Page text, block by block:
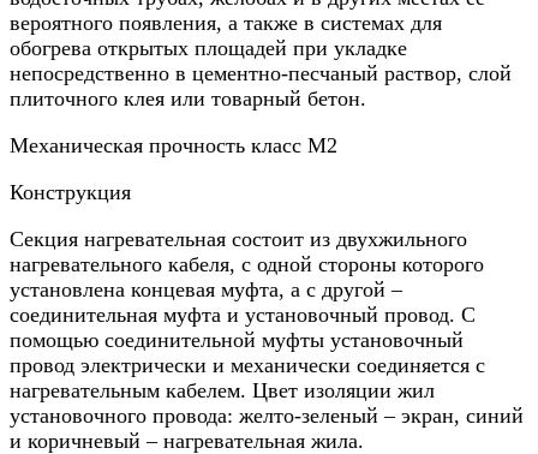
вероятного появления, а также в системах для
обогрева открытых площадей при укладке
непосредственно в цементно-песчаный раствор, слой
плиточного клея или товарный бетон.
Механическая прочность класс М2
Конструкция
Секция нагревательная состоит из двухжильного
нагревательного кабеля, с одной стороны которого
установлена концевая муфта, а с другой –
соединительная муфта и установочный провод. С
помощью соединительной муфты установочный
провод электрически и механически соединяется с
нагревательным кабелем. Цвет изоляции жил
установочного провода: желто-зеленый – экран, синий
и коричневый – нагревательная жила.